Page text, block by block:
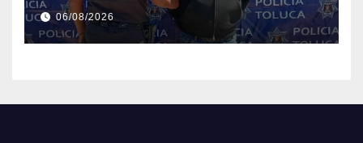
06/08/2026